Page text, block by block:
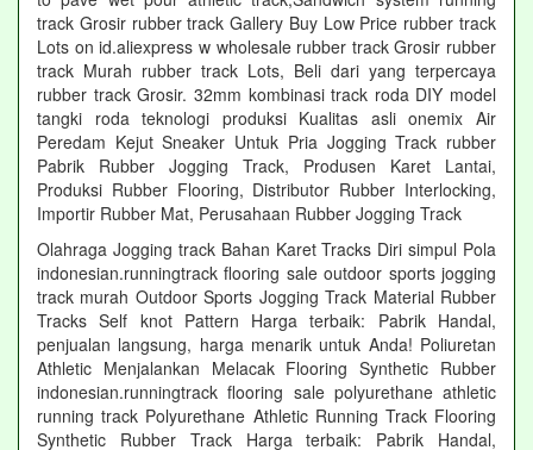
track Grosir rubber track Gallery Buy Low Price rubber track
Lots on id.aliexpress w wholesale rubber track Grosir rubber
track Murah rubber track Lots, Beli dari yang terpercaya
rubber track Grosir. 32mm kombinasi track roda DIY model
tangki roda teknologi produksi Kualitas asli onemix Air
Peredam Kejut Sneaker Untuk Pria Jogging Track rubber
Pabrik Rubber Jogging Track, Produsen Karet Lantai,
Produksi Rubber Flooring, Distributor Rubber Interlocking,
Importir Rubber Mat, Perusahaan Rubber Jogging Track
Olahraga Jogging track Bahan Karet Tracks Diri simpul Pola
indonesian.runningtrack flooring sale outdoor sports jogging
track murah Outdoor Sports Jogging Track Material Rubber
Tracks Self knot Pattern Harga terbaik: Pabrik Handal,
penjualan langsung, harga menarik untuk Anda! Poliuretan
Athletic Menjalankan Melacak Flooring Synthetic Rubber
indonesian.runningtrack flooring sale polyurethane athletic
running track Polyurethane Athletic Running Track Flooring
Synthetic Rubber Track Harga terbaik: Pabrik Handal,